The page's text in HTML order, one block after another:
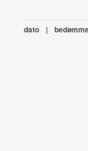
dato |